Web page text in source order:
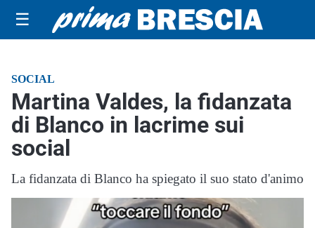
☰
SOCIAL
Martina Valdes, la fidanzata
di Blanco in lacrime sui
social
La fidanzata di Blanco ha spiegato il suo stato d'animo